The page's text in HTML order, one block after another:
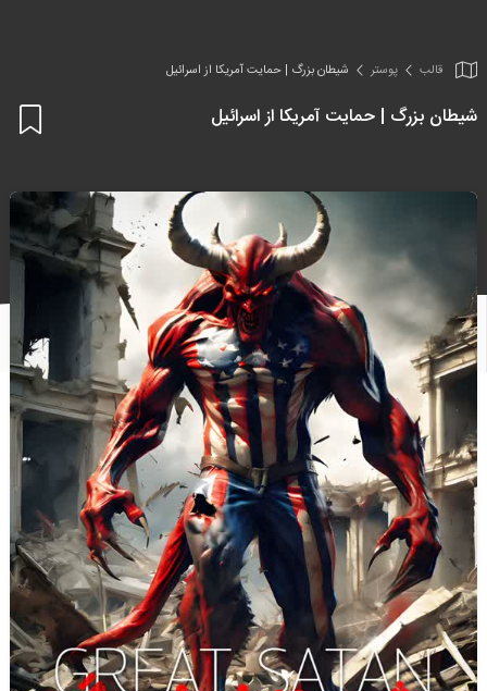
قالب پوستر شیطان بزرگ | حمایت آمریکا از اسرائیل
شیطان بزرگ | حمایت آمریکا از اسرائیل